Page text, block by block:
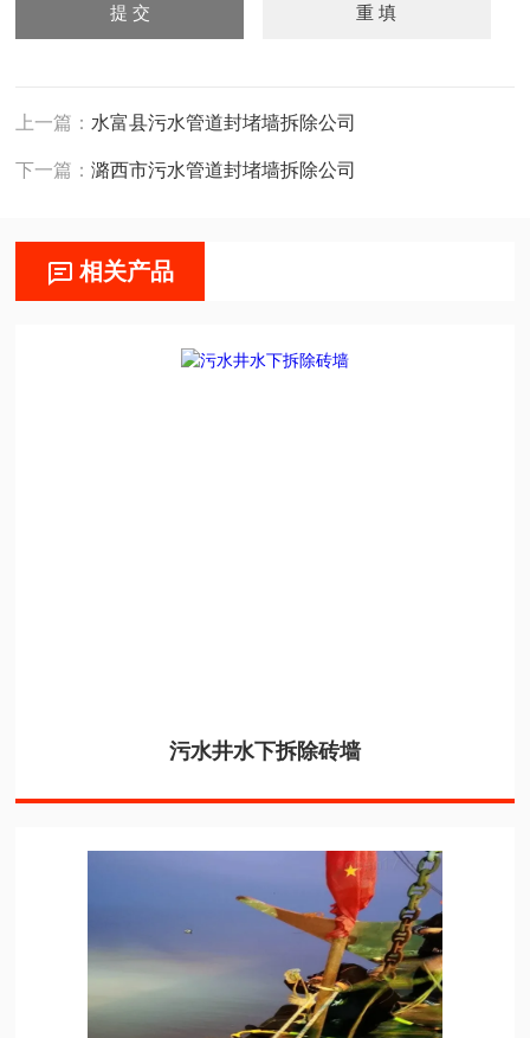
上一篇： 水富县污水管道封堵墙拆除公司
下一篇：潞西市污水管道封堵墙拆除公司
相关产品
污水井水下拆除砖墙